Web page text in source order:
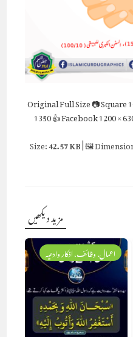
Full Size📷 Square
1350👍 Facebook1200 ×
42.57 KB| 🖼
مزید دیکھیں
اعمال، وظائف، اذکار وادعیہ